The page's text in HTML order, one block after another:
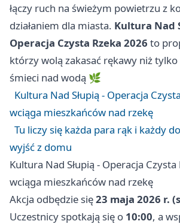
łączy ruch na świeżym powietrzu z
działaniem dla miasta. Kultura Nad
Operacja Czysta Rzeka 2026 to
którzy wolą zakasać rękawy niż tylko
śmieci nad wodą 🌿
Kultura Nad Słupią - Operacja
wciąga mieszkańców nad rzekę
Tu liczy się każda para rąk i każdy
wyjść z domu
Kultura Nad Słupią - Operacja Czysta
wciąga mieszkańców nad rzekę
Akcja odbędzie się23 maja 2026 r.
Uczestnicy spotkają się o 10:00, a